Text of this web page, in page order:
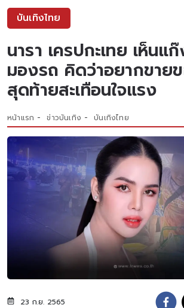
บันเทิงไทย
นารา เครปกะเทย เห็นแ
มองรถ คิดว่าอยากขาย
สุดท้ายสะเทือนใจแรง
หน้าแรก ข่าวบันเทิง บันเทิงไทย
23 ก.ย. 2565